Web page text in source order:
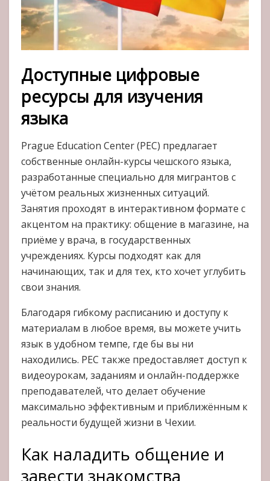
Доступные цифровые
ресурсы для изучения
языка
Prague Education Center (PEC) предлагает
собственные онлайн-курсы чешского языка,
разработанные специально для мигрантов с
учётом реальных жизненных ситуаций.
Занятия проходят в интерактивном формате с
акцентом на практику: общение в магазине, на
приёме у врача, в государственных
учреждениях. Курсы подходят как для
начинающих, так и для тех, кто хочет углубить
свои знания.
Благодаря гибкому расписанию и доступу к
материалам в любое время, вы можете учить
язык в удобном темпе, где бы вы ни
находились. PEC также предоставляет доступ к
видеоурокам, заданиям и онлайн-поддержке
преподавателей, что делает обучение
максимально эффективным и приближённым к
реальности будущей жизни в Чехии.
Как наладить общение и
завести знакомства